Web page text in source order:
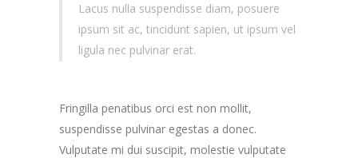
Lacus nulla suspendisse diam, posuere
ipsum sit ac, tincidunt sapien, ut ipsum vel
ligula nec pulvinar erat.
Fringilla penatibus orci est non mollit,
suspendisse pulvinar egestas a donec.
Vulputate mi dui suscipit, molestie vulputate